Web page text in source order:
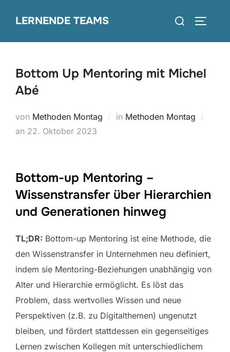
InhaltLERNENDE TEAMS
Suchen
Bottom Up Mentoring mit Michel
Abé
von Methoden Montag in Methoden Montag
an Veröffentlicht
22. Oktober 2023
Bottom-up Mentoring –
Wissenstransfer über Hierarchien
und Generationen hinweg
TL;DR: Bottom-up Mentoring ist eine Methode, die
den Wissenstransfer in Unternehmen neu definiert,
indem sie Mentoring-Beziehungen unabhängig von
Alter und Hierarchie ermöglicht. Es löst das
Problem, dass wertvolles Wissen und neue
Perspektiven (z.B. zu Digitalthemen) ungenutzt
bleiben, und fördert stattdessen ein gegenseitiges
Lernen zwischen Kollegen mit unterschiedlichem